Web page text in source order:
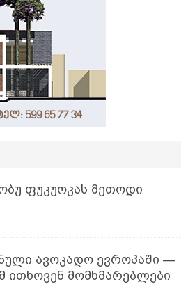
ფუკუოკას მეთოდი
ავოკადო ევროპაში —
ითხოვენ მომხმარებლები